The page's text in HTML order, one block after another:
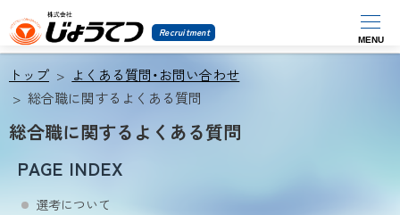
メ
株
式
会
社
ょ
う
て
つ
Recruitment
MENU
トップ
よくある質問・お問い合わせ
総合職に関するよくある質問
総合職に関するよくある質問
PAGE INDEX
選考について